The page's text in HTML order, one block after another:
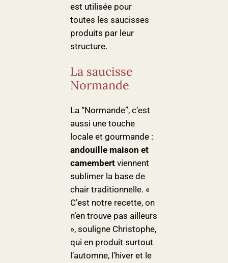
est utilisée pour
toutes les saucisses
produits par leur
structure.
La saucisse
Normande
La “Normande”, c’est
aussi une touche
locale et gourmande :
andouille maison et
camembertviennent
sublimer la base de
chair traditionnelle. «
C’est notre recette, on
n’en trouve pas ailleurs
», souligne Christophe,
qui en produit surtout
l’automne, l’hiver et le